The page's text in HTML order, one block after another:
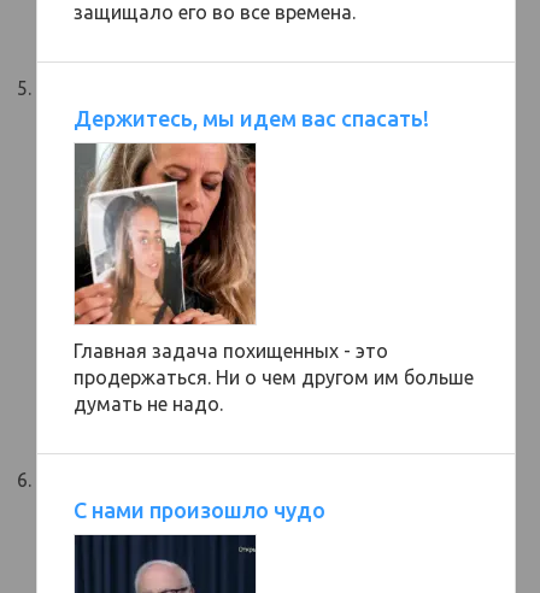
защищало его во все времена.
Держитесь, мы идем вас спасать!
Главная задача похищенных - это
продержаться. Ни о чем другом им больше
думать не надо.
С нами произошло чудо